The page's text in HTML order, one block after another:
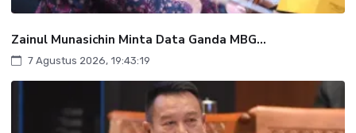
Zainul Munasichin Minta Data Ganda MBG...
7 Agustus 2026, 19:43:19